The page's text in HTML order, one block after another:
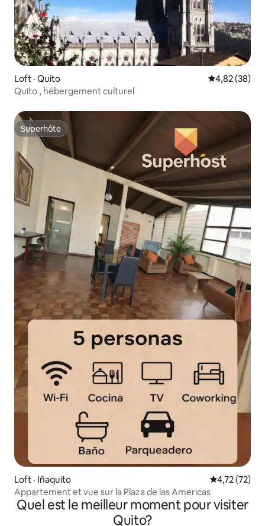
Loft · Quito Note
4,82 (38)
Quito , hébergement culturel
Superhôte
Superhôte
Loft · Iñaquito Note
4,72 (72)
Appartement et vue sur la Plaza de las Americas
Quel est le meilleur moment pour visiter
Quito?